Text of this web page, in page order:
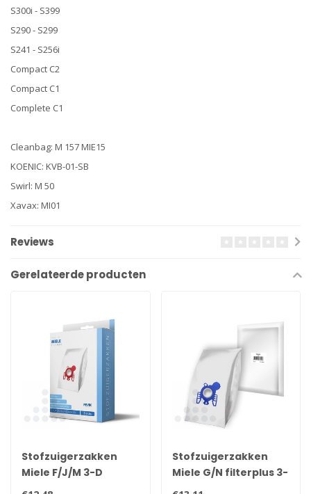
S300i - S399
S290 - S299
S241 - S256i
Compact C2
Compact C1
Complete C1
Cleanbag: M 157 MIE15
KOENIC: KVB-01-SB
Swirl: M 50
Xavax: MI01
Reviews
Gerelateerde producten
Stofzuigerzakken
Miele F/J/M 3-D
filterplus - 5 stuks +
Stofzuigerzakken
Miele G/N filterplus 3-
D - 10 stuks